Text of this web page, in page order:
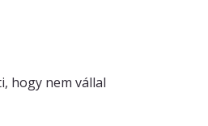
hogy nem vállal